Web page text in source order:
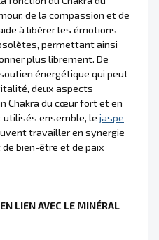
de la compassion et de
à libérer les émotions
permettant ainsi
plus librement. De
énergétique qui peut
deux aspects
Chakra du cœur fort et en
utilisés ensemble, le jaspe
travailler en synergie
bien-être et de paix
LIEN AVEC LE MINÉRAL